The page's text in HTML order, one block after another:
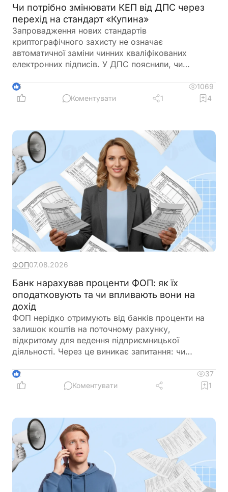
Чи потрібно змінювати КЕП від ДПС через
перехід на стандарт «Купина»
Запровадження нових стандартів
криптографічного захисту не означає
автоматичної заміни чинних кваліфікованих
електронних підписів. У ДПС пояснили, чи
ДПС, після переходу на новий стандарт «Купина»
та чи потрібно користувачам отримувати нові
5
1069
Коментувати
1 4
ФОП07.08.2026
Банк нарахував проценти ФОП: як їх
оподатковують та чи впливають вони на
дохід
ФОП нерідко отримують від банків проценти на
залишок коштів на поточному рахунку,
відкритому для ведення підприємницької
діяльності. Через це виникає запитання: чи
підприємницького доходу та сплачувати з них
податки як із доходу ФОП. Податкове
фізичної особи. Саме тому проценти, нараховані
банком на залишок коштів, мають окремий
порядок оподаткування
2
37
Коментувати
1